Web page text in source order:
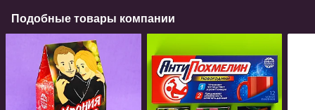
Подобные товары компании